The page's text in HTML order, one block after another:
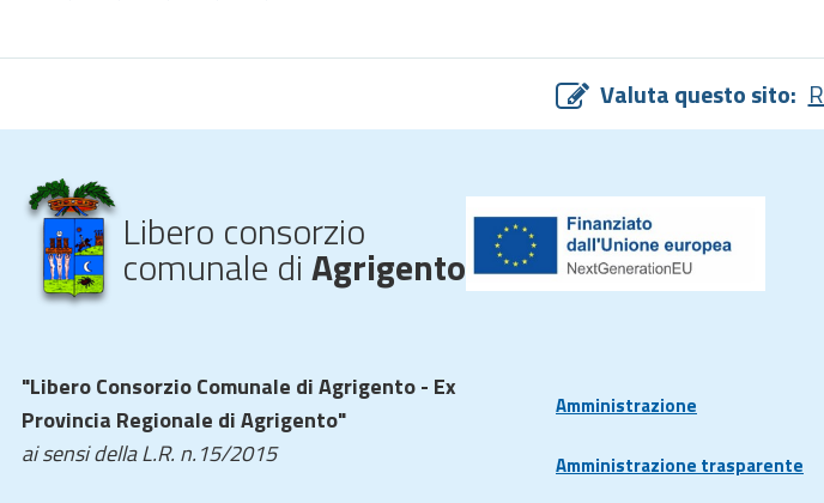
Valuta questo sito:
Libero consorzio
comunale diAgrigento
"Libero Consorzio Comunale di Agrigento - Ex
Provincia Regionale di Agrigento"
ai sensi della L.R. n.15/2015
Amministrazione
Amministrazione trasparente